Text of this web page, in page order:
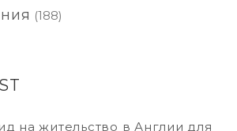
(188)
на жительство в Англии для